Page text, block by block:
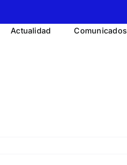
Actualidad Comunicados